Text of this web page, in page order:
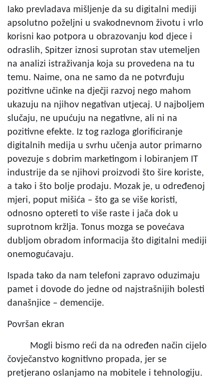
Iako prevladava mišljenje da su digitalni mediji
apsolutno poželjni u svakodnevnom životu i vrlo
korisni kao potpora u obrazovanju kod djece i
odraslih, Spitzer iznosi suprotan stav utemeljen
na analizi istraživanja koja su provedena na tu
temu. Naime, ona ne samo da ne potvrđuju
pozitivne učinke na dječji razvoj nego mahom
ukazuju na njihov negativan utjecaj. U najboljem
slučaju, ne upućuju na negativne, ali ni na
pozitivne efekte. Iz tog razloga glorificiranje
digitalnih medija u svrhu učenja autor primarno
povezuje s dobrim marketingom i lobiranjem IT
industrije da se njihovi proizvodi što šire koriste,
a tako i što bolje prodaju. Mozak je, u određenoj
mjeri, poput mišića – što ga se više koristi,
odnosno optereti to više raste i jača dok u
suprotnom kržlja. Tonus mozga se povećava
dubljom obradom informacija što digitalni mediji
onemogućavaju.
Ispada tako da nam telefoni zapravo oduzimaju
pamet i dovode do jedne od najstrašnijih bolesti
današnjice – demencije.
Površan ekran
Mogli bismo reći da na određen način cijelo
čovječanstvo kognitivno propada, jer se
pretjerano oslanjamo na mobitele i tehnologiju.